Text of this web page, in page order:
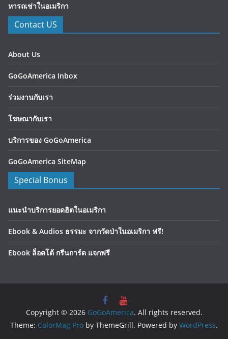
หารถเช่าในอเมริกา
Contact US
About Us
GoGoAmerica Inbox
ร่วมงานกับเรา
โฆษณากับเรา
บริการของ GoGoAmerica
GoGoAmerica SiteMap
Special Bonus
แนะนำบริการยอดฮิตในอเมริกา
Ebook & Audios ธรรมะ จากวัดป่าในอเมริกา ฟรี!
Ebook ล็อตโต้ กรีนการ์ด แจกฟรี
Copyright © 2026 GoGoAmerica. All rights reserved.
Theme: ColorMag Pro by ThemeGrill. Powered by WordPress.